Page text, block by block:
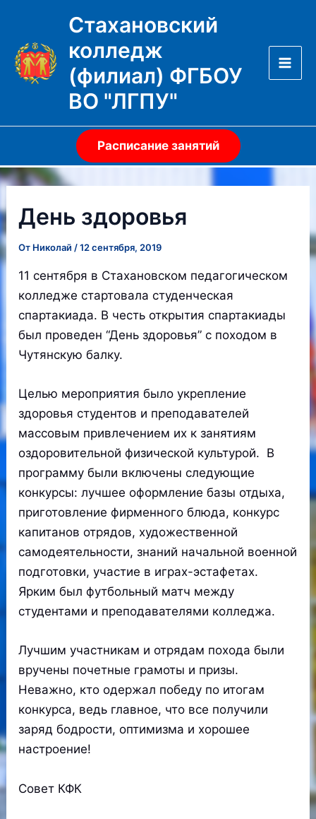
содержимому
Стахановский
колледж
(филиал) ФГБОУ
ВО "ЛГПУ"
Расписание занятий
День здоровья
От Николай /12 сентября, 2019
11 сентября в Стахановском педагогическом
колледже стартовала студенческая
спартакиада. В честь открытия спартакиады
был проведен “День здоровья” с походом в
Чутянскую балку.
Целью мероприятия было укрепление
здоровья студентов и преподавателей
массовым привлечением их к занятиям
оздоровительной физической культурой. В
программу были включены следующие
конкурсы: лучшее оформление базы отдыха,
приготовление фирменного блюда, конкурс
капитанов отрядов, художественной
самодеятельности, знаний начальной военной
подготовки, участие в играх-эстафетах.
Ярким был футбольный матч между
студентами и преподавателями колледжа.
Лучшим участникам и отрядам похода были
вручены почетные грамоты и призы.
Неважно, кто одержал победу по итогам
конкурса, ведь главное, что все получили
заряд бодрости, оптимизма и хорошее
настроение!
Совет КФК